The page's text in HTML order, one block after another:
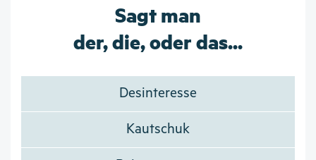
Sagt man
der, die, oder das...
Desinteresse
Kautschuk